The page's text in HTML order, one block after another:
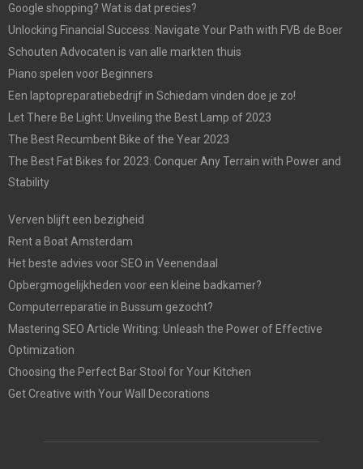
Google shopping? Wat is dat precies?
Unlocking Financial Success: Navigate Your Path with FVB de Boer
Schouten Advocaten is van alle markten thuis
Piano spelen voor Beginners
Een laptopreparatiebedrijf in Schiedam vinden doe je zo!
Let There Be Light: Unveiling the Best Lamp of 2023
The Best Recumbent Bike of the Year 2023
The Best Fat Bikes for 2023: Conquer Any Terrain with Power and
Stability
Verven blijft een bezigheid
Rent a Boat Amsterdam
Het beste advies voor SEO in Veenendaal
Opbergmogelijkheden voor een kleine badkamer?
Computerreparatie in Bussum gezocht?
Mastering SEO Article Writing: Unleash the Power of Effective
Optimization
Choosing the Perfect Bar Stool for Your Kitchen
Get Creative with Your Wall Decorations